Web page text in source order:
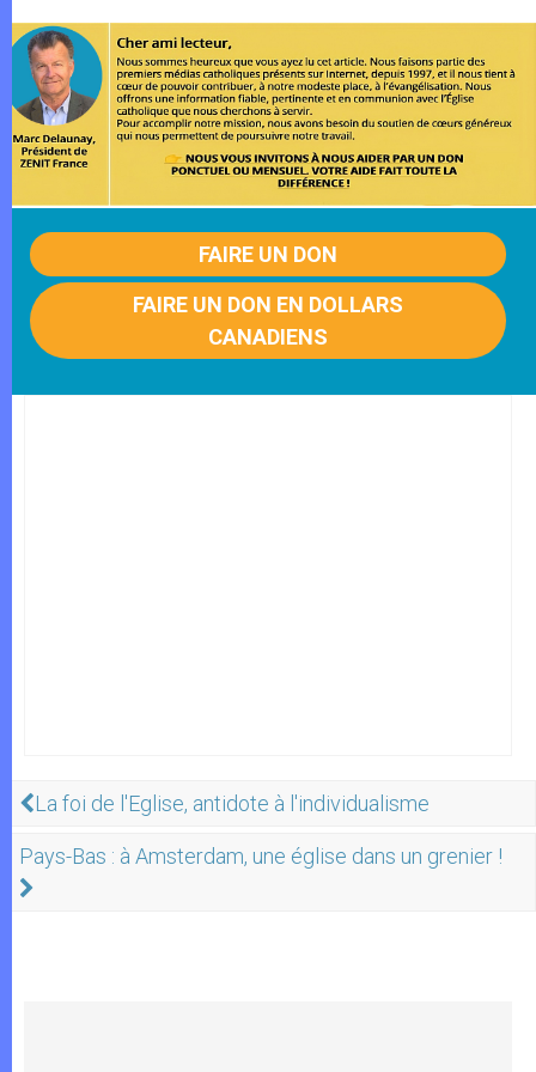
FAIRE UN DON
FAIRE UN DON EN DOLLARS
CANADIENS
La foi de l'Eglise, antidote à l'individualisme
Pays-Bas : à Amsterdam, une église dans un grenier !